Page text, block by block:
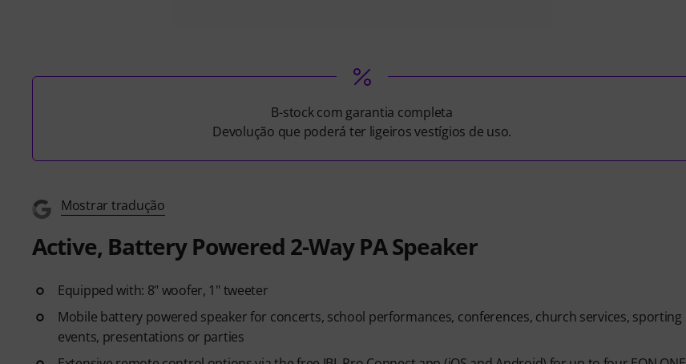
B-stock com garantia completa
Devolução que poderá ter ligeiros vestígios de uso.
Mostrar tradução
Active, Battery Powered 2-Way PA Speaker
Equipped with: 8" woofer, 1" tweeter
Mobile battery powered speaker for concerts, school performances, conferences, church services, sporting
events, presentations or parties